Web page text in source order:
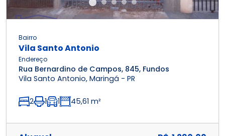
Bairro
Vila Santo Antonio
Endereço
Rua Bernardino de Campos, 845, Fundos
Vila Santo Antonio, Maringá - PR
2 1 1 45,61 m²